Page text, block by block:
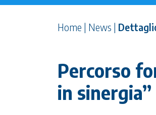
Home | News |
Percorso
in sinergia”